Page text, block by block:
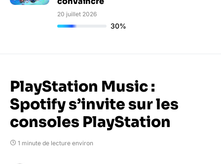
20 juillet 2026
30%
PlayStation Music :
Spotify s’invite sur les
consoles PlayStation
1 minute de lecture environ